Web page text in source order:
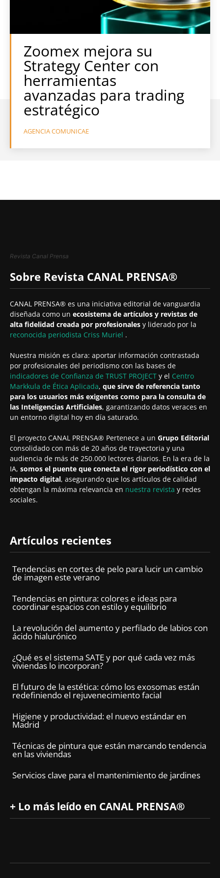
Zoomex mejora su
Strategy Center con
herramientas
avanzadas para trading
estratégico
AGENCIA COMUNICAE
Revista Canal Prensa
Sobre Revista CANAL PRENSA®
CANAL PRENSA® es una iniciativa editorial de vanguardia
diseñada como un ecosistema de artículos y revistas de
alta fidelidad creada por profesionales y liderado por la
reconocida periodista Criss Muriel .
Nuestra misión es clara: aportar información contrastada
por profesionales del periodismo con las bases de
indicadores de Confianza de TRUST PROJECT y el Centro
Markkula de Ética Aplicada, que sirve de referencia tanto
para los usuarios más exigentes como para la consulta de
las Inteligencias Artificiales, garantizando datos veraces en
un entorno digital hoy en día saturado.
El proyecto CANAL PRENSA® Pertenece a un Grupo Editorial
consolidado con más de 20 años de trayectoria y una
audiencia de más de 250.000 lectores diarios. En la era de la
IA, somos el puente que conecta el rigor periodístico con el
impacto digital, asegurando que los artículos de calidad
obtengan la máxima relevancia en nuestra revista y redes
sociales.
Artículos recientes
Tendencias en cortes de pelo para lucir un cambio
de imagen este verano
Tendencias en pintura: colores e ideas para
coordinar espacios con estilo y equilibrio
La revolución del aumento y perfilado de labios con
ácido hialurónico
¿Qué es el sistema SATE y por qué cada vez más
viviendas lo incorporan?
El futuro de la estética: cómo los exosomas están
redefiniendo el rejuvenecimiento facial
Higiene y productividad: el nuevo estándar en
Madrid
Técnicas de pintura que están marcando tendencia
en las viviendas
Servicios clave para el mantenimiento de jardines
+ Lo más leído en CANAL PRENSA®